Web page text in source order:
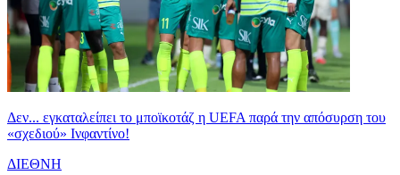
Δεν... εγκαταλείπει το μποϊκοτάζ η UEFA παρά την απόσυρση του
«σχεδιού» Ινφαντίνο!
ΔΙΕΘΝΗ